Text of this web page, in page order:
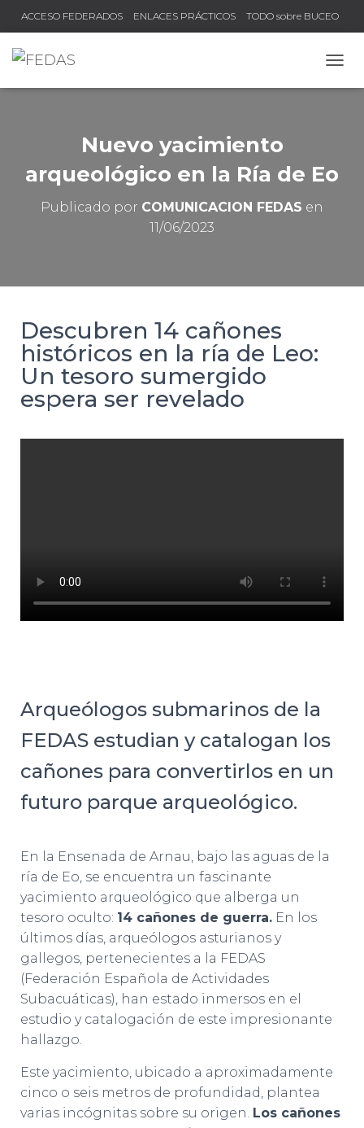
ACCESO FEDERADOS ENLACES PRÁCTICOS TODO sobre BUCEO
Nuevo yacimiento
arqueológico en la Ría de Eo
Publicado por COMUNICACION FEDAS en
11/06/2023
Descubren 14 cañones
históricos en la ría de Leo:
Un tesoro sumergido
espera ser revelado
Arqueólogos submarinos de la
FEDAS estudian y catalogan los
cañones para convertirlos en un
futuro parque arqueológico.
En la Ensenada de Arnau, bajo las aguas de la
ría de Eo, se encuentra un fascinante
yacimiento arqueológico que alberga un
tesoro oculto: 14 cañones de guerra. En los
últimos días, arqueólogos asturianos y
gallegos, pertenecientes a la FEDAS
(Federación Española de Actividades
Subacuáticas), han estado inmersos en el
estudio y catalogación de este impresionante
hallazgo.
Este yacimiento, ubicado a aproximadamente
cinco o seis metros de profundidad, plantea
varias incógnitas sobre su origen. Los cañones